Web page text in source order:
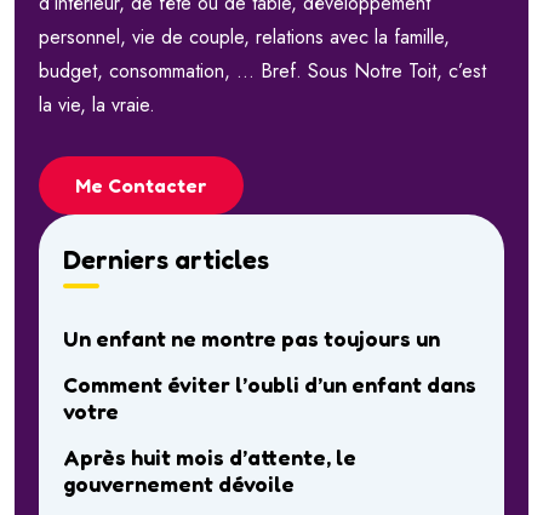
personnel, vie de couple, relations avec la famille,
budget, consommation, … Bref. Sous Notre Toit, c’est
la vie, la vraie.
Me Contacter
Derniers articles
Un enfant ne montre pas toujours un
Comment éviter l’oubli d’un enfant dans
votre
Après huit mois d’attente, le
gouvernement dévoile